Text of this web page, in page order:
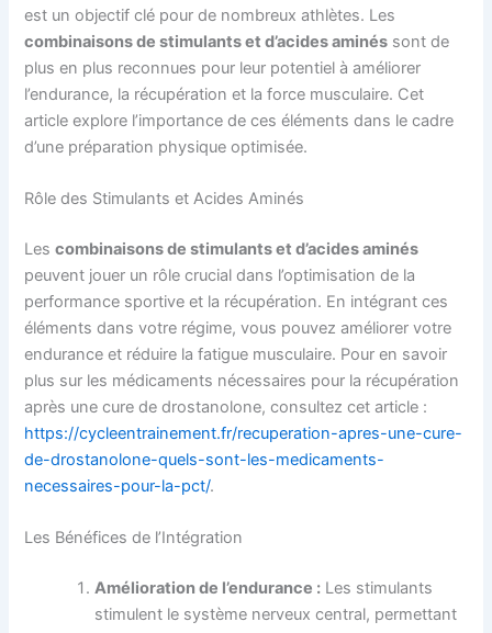
est un objectif clé pour de nombreux athlètes. Les
combinaisons de stimulants et d’acides aminés sont de
plus en plus reconnues pour leur potentiel à améliorer
l’endurance, la récupération et la force musculaire. Cet
article explore l’importance de ces éléments dans le cadre
d’une préparation physique optimisée.
Rôle des Stimulants et Acides Aminés
Lescombinaisons de stimulants et d’acides aminés
peuvent jouer un rôle crucial dans l’optimisation de la
performance sportive et la récupération. En intégrant ces
éléments dans votre régime, vous pouvez améliorer votre
endurance et réduire la fatigue musculaire. Pour en savoir
plus sur les médicaments nécessaires pour la récupération
après une cure de drostanolone, consultez cet article :
https://cycleentrainement.fr/recuperation-apres-une-cure-
de-drostanolone-quels-sont-les-medicaments-
necessaires-pour-la-pct/.
Les Bénéfices de l’Intégration
Amélioration de l’endurance : Les stimulants
stimulent le système nerveux central, permettant